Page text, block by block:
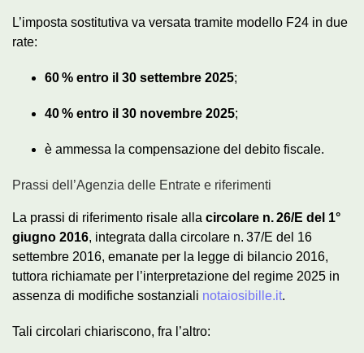
L’imposta sostitutiva va versata tramite modello F24 in due
rate:
60 % entro il 30 settembre 2025;
40 % entro il 30 novembre 2025;
è ammessa la compensazione del debito fiscale.
Prassi dell’Agenzia delle Entrate e riferimenti
La prassi di riferimento risale alla circolare n. 26/E del 1°
giugno 2016, integrata dalla circolare n. 37/E del 16
settembre 2016, emanate per la legge di bilancio 2016,
tuttora richiamate per l’interpretazione del regime 2025 in
assenza di modifiche sostanziali notaiosibille.it.
Tali circolari chiariscono, fra l’altro: